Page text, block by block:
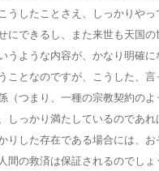
うしたことさえ、しっかりやっ
にできるし、また来世も天国の
うような内容が、かなり明確に
ことなのですが、こうした、言
（つまり、一種の宗教契約のよ
しっかり満たしているのであれ
りした存在である場合には、お
間の救済は保証されるのでしょ